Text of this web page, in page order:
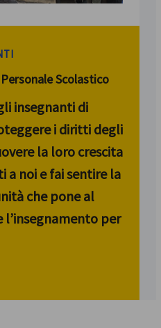
Scolastico
insegnanti di
i diritti degli
la loro crescita
a noi e fai sentire la
che pone al
l’insegnamento per